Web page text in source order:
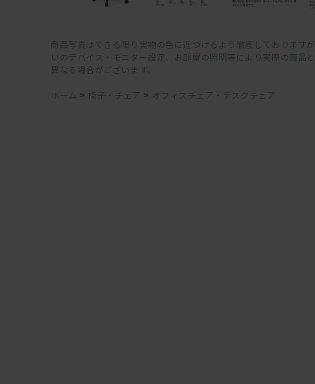
商品写真はできる限り実物の色に近づけるよう徹底しております
いのデバイス・モニター設定、お部屋の照明等により実際の商品
異なる場合がございます。
ホーム > 椅子・チェア > オフィスチェア・デスクチェア